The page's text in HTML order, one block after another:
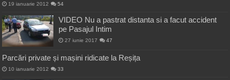
19 ianuarie 2012 54
VIDEO Nu a pastrat distanta si a facut accident
pe Pasajul Intim
27 iunie 2017 47
Parcări private și mașini ridicate la Reșița
10 ianuarie 2012 33